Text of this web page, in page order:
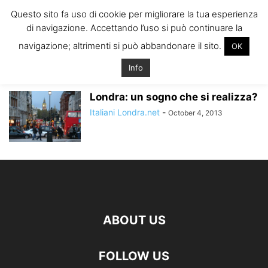
ITALIANI A
LONDRA
Il blog degli Italiani nella rebel city
Home Tags Andare a vivere a londra
andare a vivere a londra
Londra: un sogno che si realizza?
Italiani Londra.net - October 4, 2013
ABOUT US
FOLLOW US
Questo sito fa uso di cookie per migliorare la tua esperienza
di navigazione. Accettando l’uso si può continuare la
navigazione; altrimenti si può abbandonare il sito.
OK
Info